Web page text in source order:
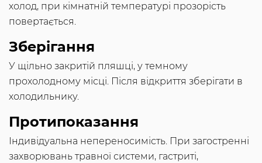
холод, при кімнатній температурі прозорість
повертається.
Зберігання
У щільно закритій пляшці, у темному
прохолодному місці. Після відкриття зберігати в
холодильнику.
Протипоказання
Індивідуальна непереносимість. При загостренні
захворювань травної системи, гастриті,